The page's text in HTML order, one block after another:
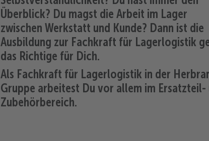
Überblick? Du magst die Arbeit im Lager
zwischen Werkstatt und Kunde? Dann ist die
Ausbildung zur Fachkraft für Lagerlogistik
das Richtige für Dich.
Als Fachkraft für Lagerlogistik in der
Gruppe arbeitest Du vor allem im Ersatzteil-
Zubehörbereich.